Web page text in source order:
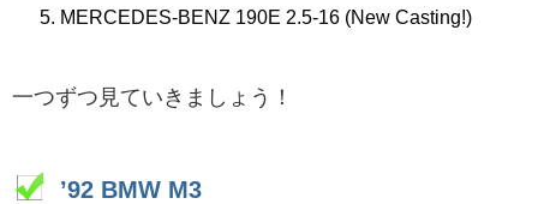
MERCEDES-BENZ 190E 2.5-16 (New Casting!)
一つずつ見ていきましょう！
’92 BMW M3